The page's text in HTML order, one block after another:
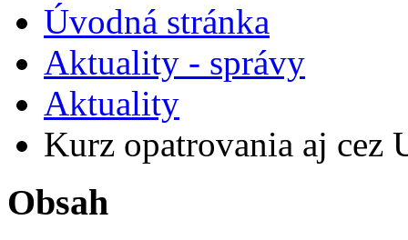
Úvodná stránka
Aktuality - správy
Aktuality
Kurz opatrovania aj cez
Obsah